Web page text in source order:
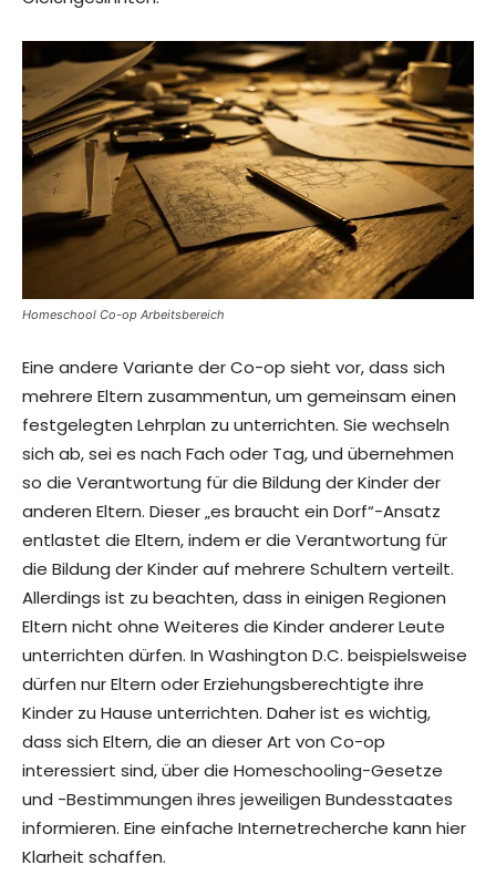
Homeschool Co-op Arbeitsbereich
Eine andere Variante der Co-op sieht vor, dass sich
mehrere Eltern zusammentun, um gemeinsam einen
festgelegten Lehrplan zu unterrichten. Sie wechseln
sich ab, sei es nach Fach oder Tag, und übernehmen
so die Verantwortung für die Bildung der Kinder der
anderen Eltern. Dieser „es braucht ein Dorf“-Ansatz
entlastet die Eltern, indem er die Verantwortung für
die Bildung der Kinder auf mehrere Schultern verteilt.
Allerdings ist zu beachten, dass in einigen Regionen
Eltern nicht ohne Weiteres die Kinder anderer Leute
unterrichten dürfen. In Washington D.C. beispielsweise
dürfen nur Eltern oder Erziehungsberechtigte ihre
Kinder zu Hause unterrichten. Daher ist es wichtig,
dass sich Eltern, die an dieser Art von Co-op
interessiert sind, über die Homeschooling-Gesetze
und -Bestimmungen ihres jeweiligen Bundesstaates
informieren. Eine einfache Internetrecherche kann hier
Klarheit schaffen.